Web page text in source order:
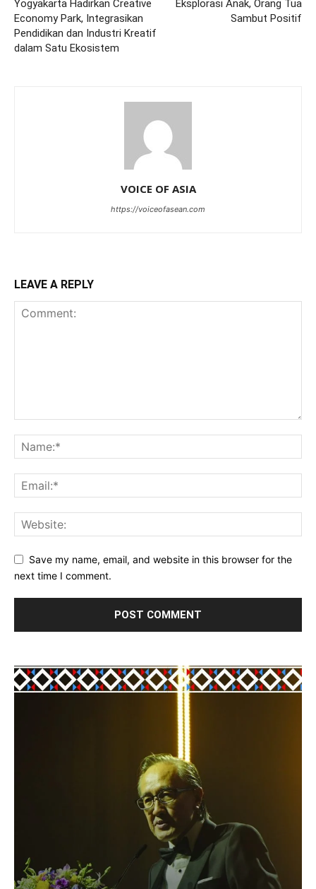
Yogyakarta Hadirkan Creative
Economy Park, Integrasikan
Pendidikan dan Industri Kreatif
dalam Satu Ekosistem
Eksplorasi Anak, Orang Tua
Sambut Positif
VOICE OF ASIA
https://voiceofasean.com
LEAVE A REPLY
Save my name, email, and website in this browser for the
next time I comment.